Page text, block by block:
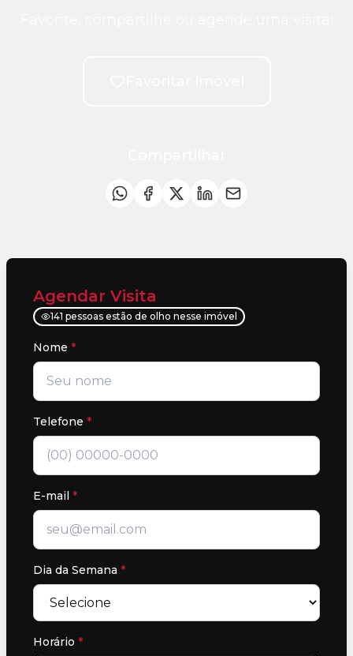
Agendar Visita
141 pessoas estão de olho nesse imóvel
Nome *
Telefone *
E-mail *
Dia da Semana *
Horário *